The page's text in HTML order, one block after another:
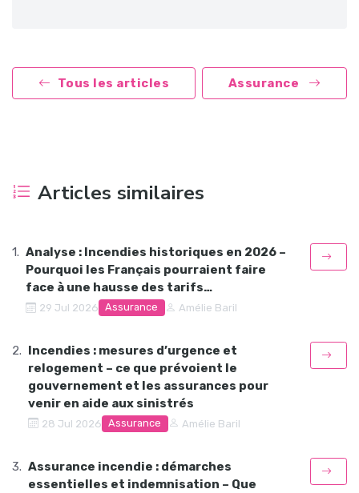
Tous les articles Assurance
Articles similaires
Analyse : Incendies historiques en 2026 –
Pourquoi les Français pourraient faire
face à une hausse des tarifs…
29 Jul 2026 Assurance Amélie Baril
Incendies : mesures d’urgence et
relogement – ce que prévoient le
gouvernement et les assurances pour
venir en aide aux sinistrés
28 Jul 2026 Assurance Amélie Baril
Assurance incendie : démarches
essentielles et indemnisation – Que